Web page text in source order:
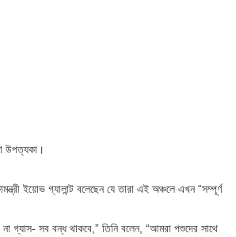
উপত্যকা।
ইয়োভ গ্যালান্ট বলেছেন যে তারা এই অঞ্চলে এখন “সম্পূর্ণ
না গ্যাস- সব বন্ধ থাকবে,” তিনি বলেন, “আমরা পশুদের সাথে